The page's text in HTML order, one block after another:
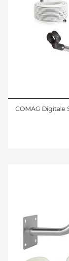
COMAG Digitale